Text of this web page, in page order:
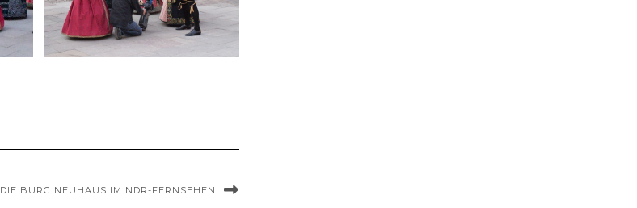
DIE BURG NEUHAUS IM NDR-FERNSEHEN